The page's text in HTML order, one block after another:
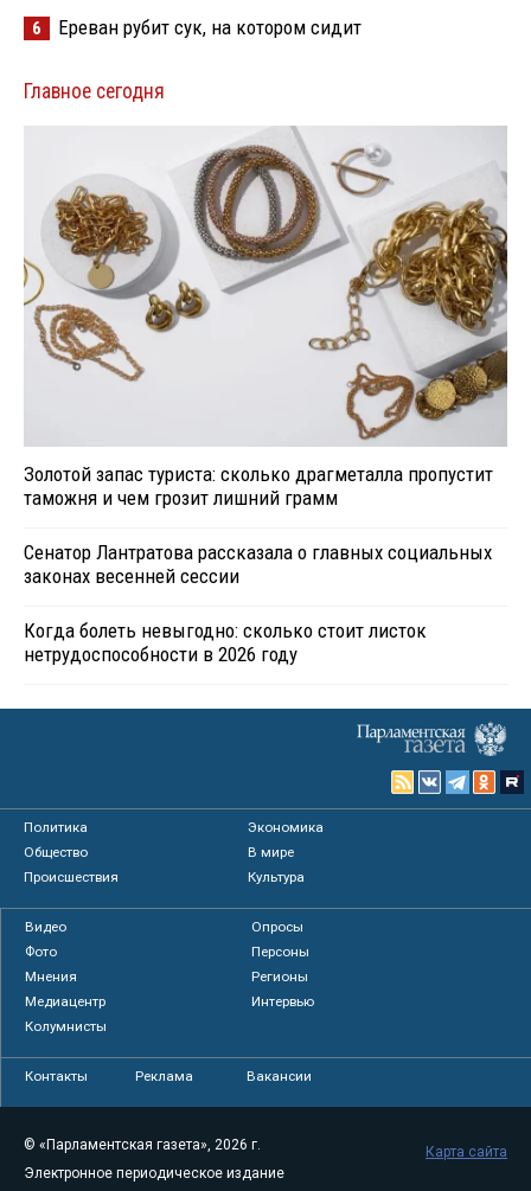
6 Ереван рубит сук, на котором сидит
Главное сегодня
Золотой запас туриста: сколько драгметалла пропустит
таможня и чем грозит лишний грамм
Сенатор Лантратова рассказала о главных социальных
законах весенней сессии
Когда болеть невыгодно: сколько стоит листок
нетрудоспособности в 2026 году
Политика
Экономика
Общество
В мире
Происшествия
Культура
Видео
Опросы
Фото
Персоны
Мнения
Регионы
Медиацентр
Интервью
Колумнисты
Контакты Реклама Вакансии
© «Парламентская газета», 2026 г.
Электронное периодическое издание
Карта сайта